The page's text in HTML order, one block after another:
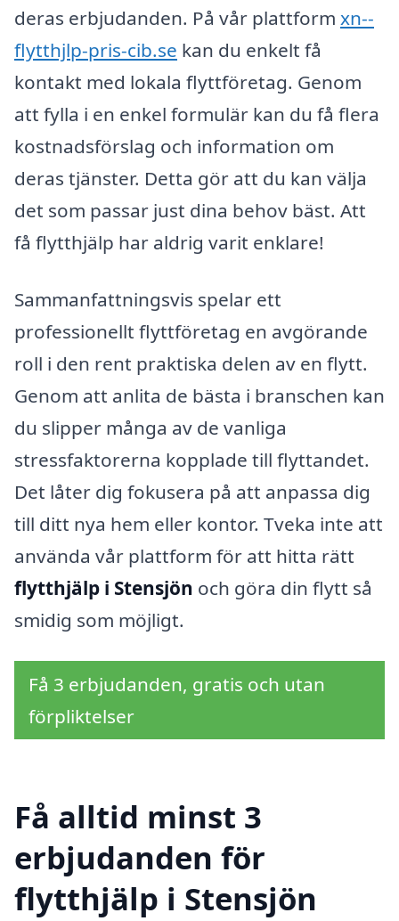
deras erbjudanden. På vår plattform xn--
flytthjlp-pris-cib.se kan du enkelt få
kontakt med lokala flyttföretag. Genom
att fylla i en enkel formulär kan du få flera
kostnadsförslag och information om
deras tjänster. Detta gör att du kan välja
det som passar just dina behov bäst. Att
få flytthjälp har aldrig varit enklare!
Sammanfattningsvis spelar ett
professionellt flyttföretag en avgörande
roll i den rent praktiska delen av en flytt.
Genom att anlita de bästa i branschen kan
du slipper många av de vanliga
stressfaktorerna kopplade till flyttandet.
Det låter dig fokusera på att anpassa dig
till ditt nya hem eller kontor. Tveka inte att
använda vår plattform för att hitta rätt
flytthjälp i Stensjön och göra din flytt så
smidig som möjligt.
Få 3 erbjudanden, gratis och utan
förpliktelser
Få alltid minst 3
erbjudanden för
flytthjälp i Stensjön